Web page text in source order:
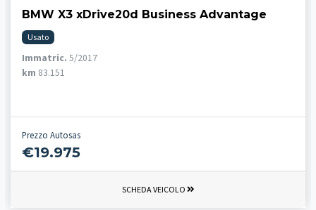
BMW X3 xDrive20d Business Advantage
Usato
Immatric. 5/2017
km 83.151
Prezzo Autosas
€19.975
SCHEDA VEICOLO